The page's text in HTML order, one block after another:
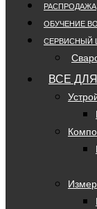
РАСПРОДАЖА
ОБУЧЕНИЕ
СЕРВИСНЫЙ
ВСЕ